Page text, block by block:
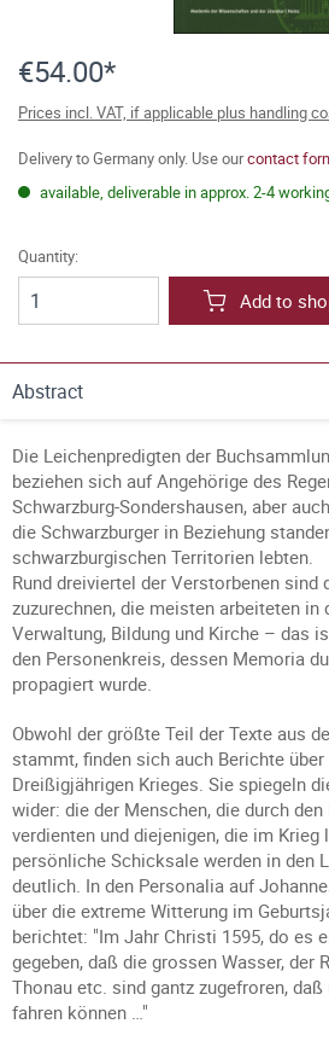
€54.00*
Prices incl. VAT, if applicable plus handling
Delivery to Germany only. Use ourcontact
available, deliverable in approx. 2-4
Quantity:
Add to
Abstract
Die Leichenpredigten der
beziehen sich auf Angehörige des
Schwarzburg-Sondershausen, aber
die Schwarzburger in Beziehung
schwarzburgischen Territorien lebten.
Rund dreiviertel der Verstorbenen sind
zuzurechnen, die meisten arbeiteten in
Verwaltung, Bildung und Kirche – das
den Personenkreis, dessen Memoria
propagiert wurde.
Obwohl der größte Teil der Texte aus
stammt, finden sich auch Berichte über
Dreißigjährigen Krieges. Sie spiegeln
wider: die der Menschen, die durch
verdienten und diejenigen, die im
persönliche Schicksale werden in den
deutlich. In den Personalia auf
über die extreme Witterung im
berichtet: "Im Jahr Christi 1595, do es
gegeben, daß die grossen Wasser, der
Thonau etc. sind gantz zugefroren, daß
fahren können …"